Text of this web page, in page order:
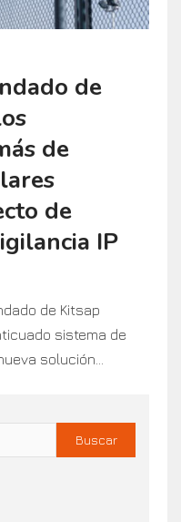
de
de
de
IP
de Kitsap
sistema de
solución...